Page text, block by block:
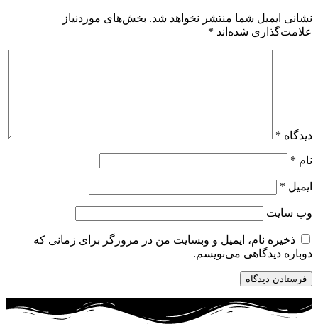
نشانی ایمیل شما منتشر نخواهد شد. بخش‌های موردنیاز
علامت‌گذاری شده‌اند *
دیدگاه *
نام *
ایمیل *
وب‌ سایت
ذخیره نام، ایمیل و وبسایت من در مرورگر برای زمانی که
دوباره دیدگاهی می‌نویسم.